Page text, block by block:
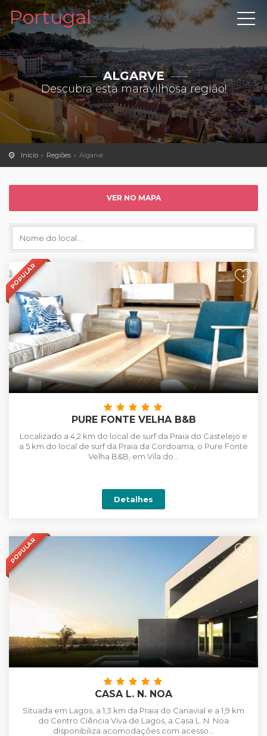
Portugal
ALGARVE
Descubra esta maravilhosa região!
Início Regiões Algarve
VER NO MAPA
POPULAR +
PURE FONTE VELHA B&B
Localizado a 4,2 km do local de surf da Praia do Castelejo e
a 5 km do local de surf da Praia da Cordoama, o Pure Fonte
Velha B&B, em Vila do...
Detalhes
POPULAR +
CASA L. N. NOA
Situada em Lagos, a 1,3 km da Praia do Canavial e a 1,9 km
do Centro Ciência Viva de Lagos, a Casa L. N. Noa
disponibiliza acomodações com acesso...